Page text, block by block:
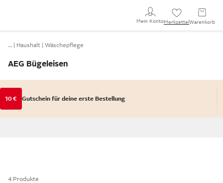
Mein KontoMerkzettel Warenkorb
… Haushalt Wäschepflege
AEG Bügeleisen
10 € Gutschein für deine erste Bestellung
4 Produkte